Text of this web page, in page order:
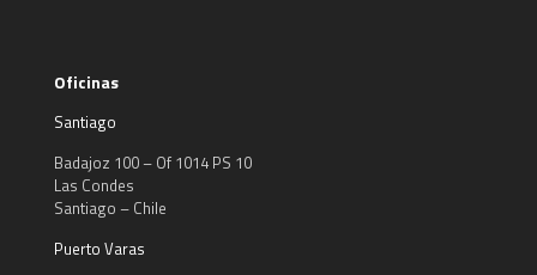
Oficinas
Santiago
Badajoz 100 – Of 1014 PS 10
Las Condes
Santiago – Chile
Puerto Varas